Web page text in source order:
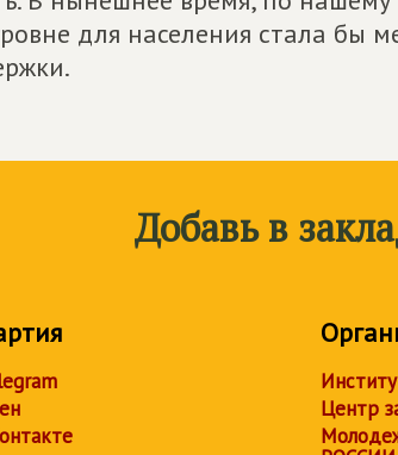
для населения стала бы
Добавь в
Центр